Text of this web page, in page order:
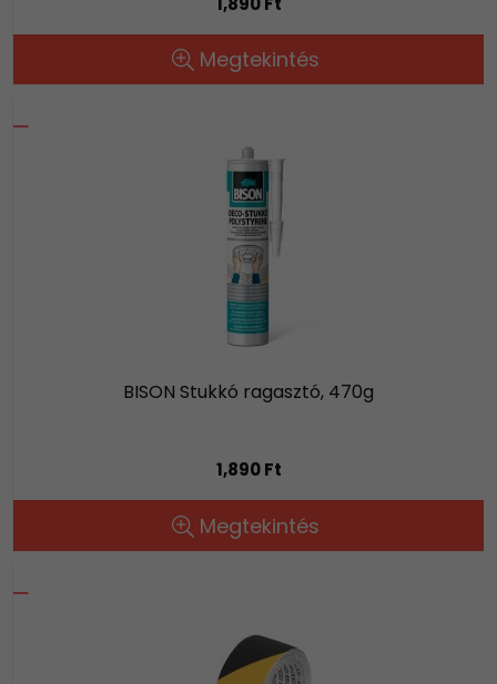
Megtekintés
BISON Stukkó ragasztó, 470g
1,890 Ft
Megtekintés